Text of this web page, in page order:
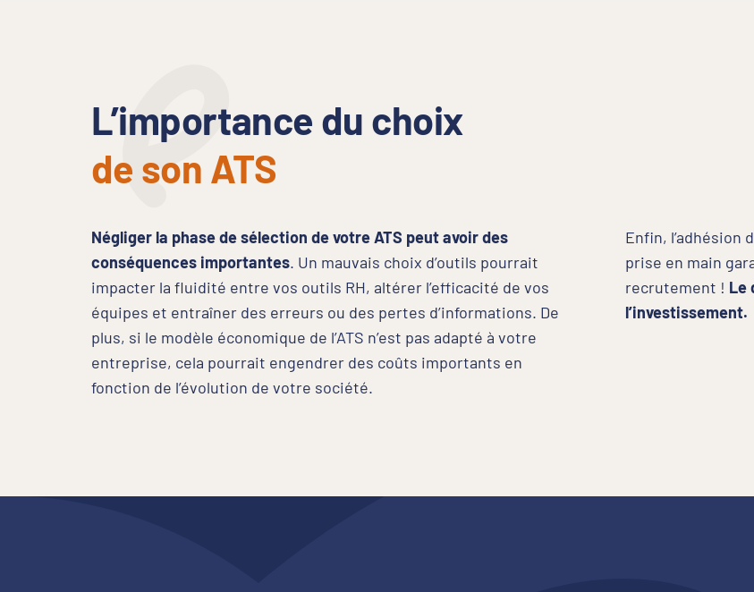
L’importance du choix
de son ATS
Négliger la phase de sélection de votre ATS peut avoir des
conséquences importantes. Un mauvais choix d’outils pourrait
impacter la fluidité entre vos outils RH, altérer l’efficacité de vos
équipes et entraîner des erreurs ou des pertes d’informations. De
plus, si le modèle économique de l’ATS n’est pas adapté à votre
entreprise, cela pourrait engendrer des coûts importants en
fonction de l’évolution de votre société.
Enfin, l’adhésion
prise en main
recrutement ! Le
l’investissement.